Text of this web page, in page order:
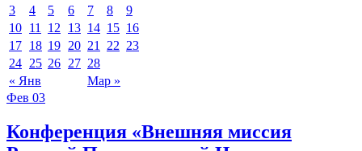
« Янв Мар »
3
4 5 6 7 8
9
10 11 12 13 14 15 16
17 18 19 20 21 22 23
24 25 26 27 28
Фев 03
Конференция «Внешняя миссия